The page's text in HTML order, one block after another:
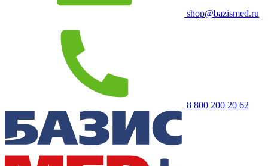
shop@bazismed.ru
8 800 200 20 62